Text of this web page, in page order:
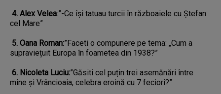
4. Alex Velea:”-Ce își tatuau turcii în războaiele cu Ștefan
cel Mare”
5. Oana Roman:”Faceti o compunere pe tema: „Cum a
supraviețuit Europa în foametea din 1938?”
6. Nicoleta Luciu:”Găsiti cel puțin trei asemănări între
mine și Vrâncioaia, celebra eroină cu 7 feciori?”